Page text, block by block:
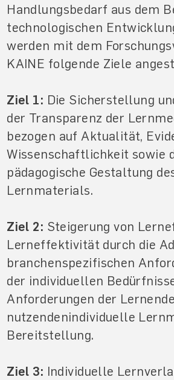
Handlungsbedarf aus dem
technologischen
werden mit dem
KAINE folgende Ziele
Ziel 1: Die Sicherstellung
der Transparenz der
bezogen auf Aktualität,
Wissenschaftlichkeit sowie
pädagogische Gestaltung
Lernmaterials.
Ziel 2: Steigerung von
Lerneffektivität durch die
branchenspezifischen
der individuellen
Anforderungen der
nutzendenindividuelle
Bereitstellung.
Ziel 3: Individuelle